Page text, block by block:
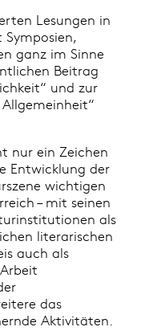
Lesungen in
ganz im Sinne
Beitrag
und zur
nur ein Zeichen
Entwicklung der
wichtigen
– mit seinen
als
literarischen
auch als
das
Aktivitäten.